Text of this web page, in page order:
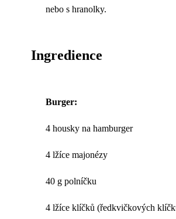
nebo s hranolky.
Ingredience
Burger:
4 housky na hamburger
4 lžíce majonézy
40 g polníčku
4 lžíce klíčků (ředkvičkových